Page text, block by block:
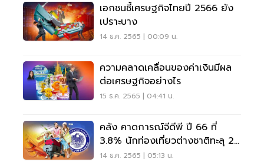
เอกชนชี้เศรษฐกิจไทยปี 2566 ยัง
เปราะบาง
14 ธ.ค. 2565 | 00:09 น.
ความคลาดเคลื่อนของค่าเงินมีผล
ต่อเศรษฐกิจอย่างไร
15 ธ.ค. 2565 | 04:41 น.
คลัง คาดการณ์จีดีพี ปี 66 ที่
3.8% นักท่องเที่ยวต่างชาติทะลุ 20
ล้านคน
14 ธ.ค. 2565 | 05:13 น.